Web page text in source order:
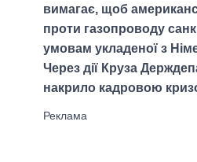
вимагає, щоб
проти газопроводу
умовам укладеної з
Через дії Круза
накрило кадровою